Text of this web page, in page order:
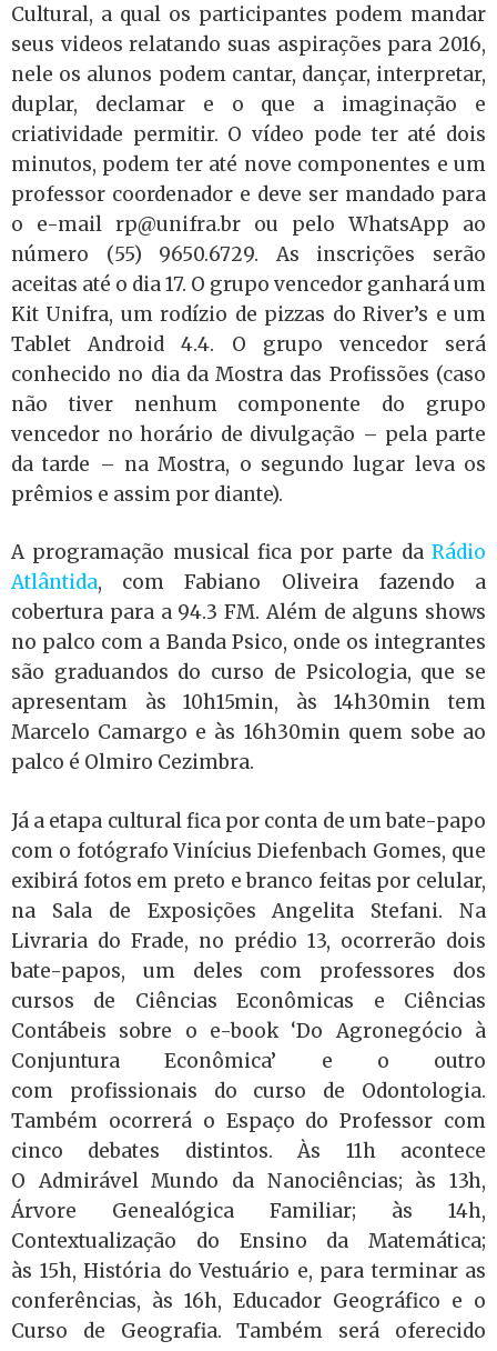
Cultural, a qual os participantes podem mandar
seus videos relatando suas aspirações para 2016,
nele os alunos podem cantar, dançar, interpretar,
duplar, declamar e o que a imaginação e
criatividade permitir. O vídeo pode ter até dois
minutos, podem ter até nove componentes e um
professor coordenador e deve ser mandado para
o e-mail rp@unifra.br ou pelo WhatsApp ao
número (55) 9650.6729. As inscrições serão
aceitas até o dia 17. O grupo vencedor ganhará um
Kit Unifra, um rodízio de pizzas do River’s e um
Tablet Android 4.4. O grupo vencedor será
conhecido no dia da Mostra das Profissões (caso
não tiver nenhum componente do grupo
vencedor no horário de divulgação – pela parte
da tarde – na Mostra, o segundo lugar leva os
prêmios e assim por diante).
A programação musical fica por parte da Rádio
Atlântida, com Fabiano Oliveira fazendo a
cobertura para a 94.3 FM. Além de alguns shows
no palco com a Banda Psico, onde os integrantes
são graduandos do curso de Psicologia, que se
apresentam às 10h15min, às 14h30min tem
Marcelo Camargo e às 16h30min quem sobe ao
palco é Olmiro Cezimbra.
Já a etapa cultural fica por conta de um bate-papo
com o fotógrafo Vinícius Diefenbach Gomes, que
exibirá fotos em preto e branco feitas por celular,
na Sala de Exposições Angelita Stefani. Na
Livraria do Frade, no prédio 13, ocorrerão dois
bate-papos, um deles com professores dos
cursos de Ciências Econômicas e Ciências
Contábeis sobre o e-book ‘Do Agronegócio à
Conjuntura Econômica’ e o outro
com profissionais do curso de Odontologia.
Também ocorrerá o Espaço do Professor com
cinco debates distintos. Às 11h acontece
O Admirável Mundo da Nanociências; às 13h,
Árvore Genealógica Familiar; às 14h,
Contextualização do Ensino da Matemática;
às 15h, História do Vestuário e, para terminar as
conferências, às 16h, Educador Geográfico e o
Curso de Geografia. Também será oferecido